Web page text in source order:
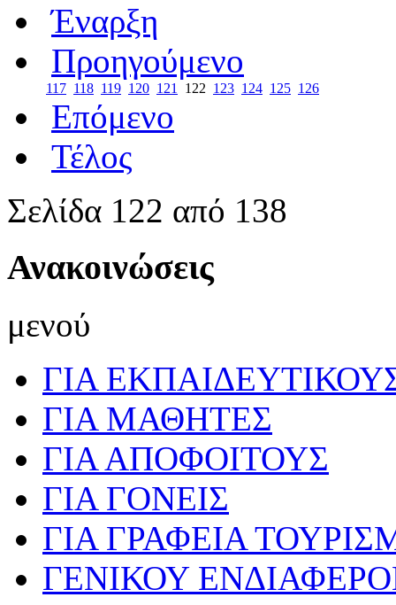
Έναρξη
Προηγούμενο
117 118 119 120 121 122 123 124 125 126
Επόμενο
Τέλος
Σελίδα 122 από 138
Ανακοινώσεις
μενού
ΓΙΑ
ΓΙΑ ΜΑΘΗΤΕΣ
ΓΙΑ ΑΠΟΦΟΙΤΟΥΣ
ΓΙΑ ΓΟΝΕΙΣ
ΓΙΑ ΓΡΑΦΕΙΑ
ΓΕΝΙΚΟΥ